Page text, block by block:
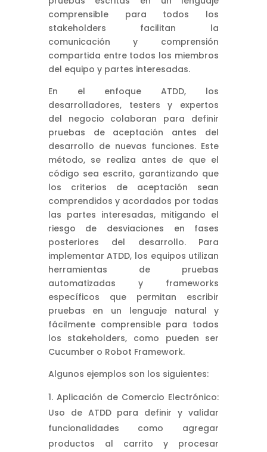
comprensible para todos los
stakeholders facilitan la
comunicación y comprensión
compartida entre todos los miembros
del equipo y partes interesadas.
En el enfoque ATDD, los
desarrolladores, testers y expertos
del negocio colaboran para definir
pruebas de aceptación antes del
desarrollo de nuevas funciones. Este
método, se realiza antes de que el
código sea escrito, garantizando que
los criterios de aceptación sean
comprendidos y acordados por todas
las partes interesadas, mitigando el
riesgo de desviaciones en fases
posteriores del desarrollo. Para
implementar ATDD, los equipos utilizan
herramientas de pruebas
automatizadas y frameworks
específicos que permitan escribir
pruebas en un lenguaje natural y
fácilmente comprensible para todos
los stakeholders, como pueden ser
Cucumber o Robot Framework.
Algunos ejemplos son los siguientes:
Aplicación de Comercio Electrónico:
Uso de ATDD para definir y validar
funcionalidades como agregar
productos al carrito y procesar